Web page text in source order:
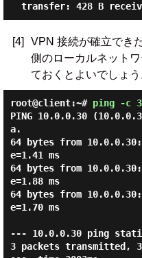
[4]
VPN 接続が確立でき
側のローカルネット
ておくとよいでしょう
root@client:~# ping -c
PING 10.0.0.30
a.
64 bytes from
e=1.41 ms
64 bytes from
e=1.88 ms
64 bytes from
e=1.70 ms
--- 10.0.0.30 ping
3 packets transmitted,